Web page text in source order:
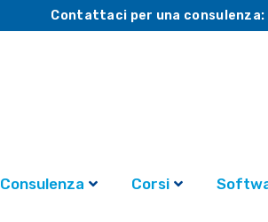
Contattaci per una consulenza:
Consulenza Corsi